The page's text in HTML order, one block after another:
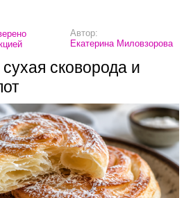
Автор:
Екатерина Миловзорова
сковорода и